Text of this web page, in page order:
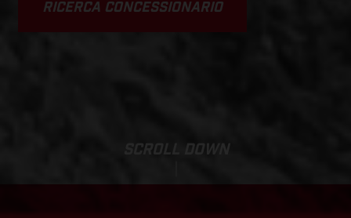
RICERCA CONCESSIONARIO
SCROLL DOWN